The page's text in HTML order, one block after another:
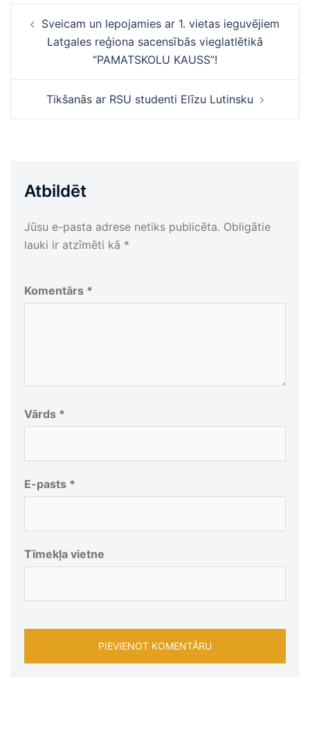
navigācija
Sveicam un lepojamies ar 1. vietas ieguvējiem
Latgales reģiona sacensībās vieglatlētikā
“PAMATSKOLU KAUSS”!
Tikšanās ar RSU studenti Elīzu Lutinsku
Atbildēt
Jūsu e-pasta adrese netiks publicēta. Obligātie
lauki ir atzīmēti kā *
Komentārs *
Vārds *
E-pasts *
Tīmekļa vietne